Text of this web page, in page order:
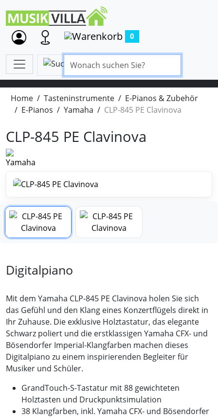
0
Home Tasteninstrumente
E-Pianos & Zubehör
E-Pianos
Yamaha CLP-845 PE Clavinova
CLP-845 PE Clavinova
Digitalpiano
Mit dem Yamaha CLP-845 PE Clavinova holen Sie sich
das Gefühl und den Klang eines Konzertflügels direkt in
Ihr Zuhause. Die exklusive Holztastatur, das elegante
Schwarz poliert und die erstklassigen Yamaha CFX- und
Bösendorfer Imperial-Klangfarben machen dieses
Digitalpiano zu einem inspirierenden Begleiter für
Musiker und Schüler.
GrandTouch-S-Tastatur mit 88 gewichteten
Holztasten und Druckpunktsimulation
38 Klangfarben, inkl. Yamaha CFX- und Bösendorfer